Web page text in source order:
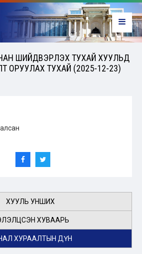
ШИЙДВЭРЛЭХ ТУХАЙ ХУУЛЬД
ОРУУЛАХ ТУХАЙ (2025-12-23)
ХУУЛЬ УНШИХ
ХУВААРЬ
ХУРААЛТЫН ДҮН